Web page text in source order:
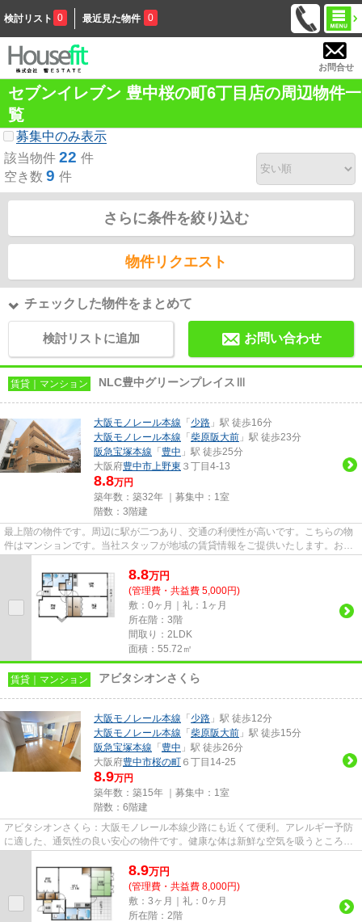
検討リスト 0 最近見た物件 0
お問合せ
セブンイレブン 豊中桜の町6丁目店の周辺物件一
覧
募集中のみ表示
該当物件 22 件
空き数 9 件
さらに条件を絞り込む
物件リクエスト
チェックした物件をまとめて
検討リストに追加 お問い合わせ
賃貸｜マンション NLC豊中グリーンプレイスⅢ
大阪モノレール本線 「 少路 」駅 徒歩16分
大阪モノレール本線 「 柴原阪大前 」駅 徒歩23分
阪急宝塚本線 「 豊中 」駅 徒歩25分
大阪府豊中市上野東 ３丁目4-13
8.8万円
築年数：築32年 ｜募集中： 1室
階数：3階建
最上階の物件です。周辺に駅が二つあり、交通の利便性が高いです。こちらの物
件はマンションです。当社スタッフが地域の賃貸情報をご提供いたします。お客
8.8万円
(管理費・共益費 5,000円)
敷：0ヶ月｜礼：1ヶ月
所在階：3階
間取り：2LDK
面積：55.72㎡
賃貸｜マンション アビタシオンさくら
大阪モノレール本線 「 少路 」駅 徒歩12分
大阪モノレール本線 「 柴原阪大前 」駅 徒歩15分
阪急宝塚本線 「 豊中 」駅 徒歩26分
大阪府豊中市桜の町 ６丁目14-25
8.9万円
築年数：築15年 ｜募集中： 1室
階数：6階建
アビタシオンさくら：大阪モノレール本線少路にも近くて便利。アレルギー予防
に適した、通気性の良い安心の物件です。健康な体は新鮮な空気を吸うところか
8.9万円
(管理費・共益費 8,000円)
敷：3ヶ月｜礼：0ヶ月
所在階：2階